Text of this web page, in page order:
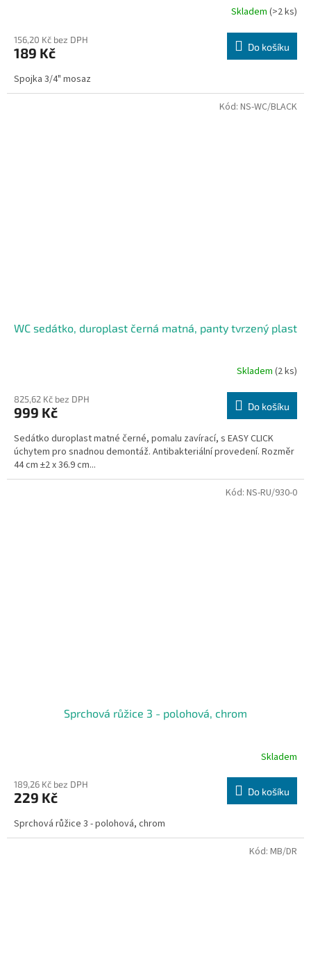
Skladem (>2 ks)
156,20 Kč bez DPH
189 Kč Do košíku
Spojka 3/4" mosaz
WC sedátko, duroplast černá matná, panty tvrzený plast
Skladem (2 ks)
825,62 Kč bez DPH
999 Kč Do košíku
Sedátko duroplast matné černé, pomalu zavírací, s EASY CLICK
úchytem pro snadnou demontáž. Antibakteriální provedení. Rozměr
44 cm ±2 x 36.9 cm...
Kód: NS-WC/BLACK
Sprchová růžice 3 - polohová, chrom
Skladem
189,26 Kč bez DPH
229 Kč Do košíku
Sprchová růžice 3 - polohová, chrom
Kód: NS-RU/930-0
Kód: MB/DR